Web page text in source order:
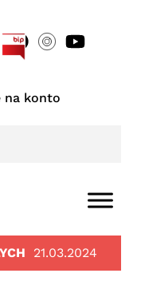
na konto
21.03.2024